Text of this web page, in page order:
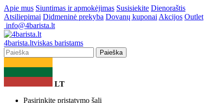
Apie mus Siuntimas ir apmokėjimas Susisiekite Dienoraštis
Atsiliepimai Didmeninė prekyba Dovanų kuponai Akcijos Outlet
info@4barista.lt
4barista.ltviskas baristams
Paieška
LT
Pasirinkite pristatymo šalį